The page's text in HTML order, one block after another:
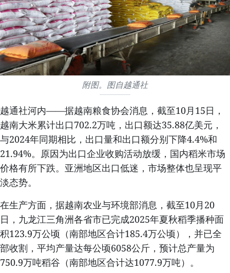
附图。图自越通社
越通社河内——据越南粮食协会消息，截至10月15日，
越南大米累计出口702.2万吨，出口额达35.88亿美元，
与2024年同期相比，出口量和出口额分别下降4.4%和
21.94%。原因为出口企业收购活动放缓，国内稻米市场
价格有所下跌。亚洲地区出口低迷，市场整体也呈现平
淡态势。
在生产方面，据越南农业与环境部消息，截至10月20
日，九龙江三角洲各省市已完成2025年夏秋稻季播种面
积123.9万公顷（南部地区合计185.4万公顷），并已全
部收割，平均产量达每公顷6058公斤，预计总产量为
750.9万吨稻谷（南部地区合计达1077.9万吨）。